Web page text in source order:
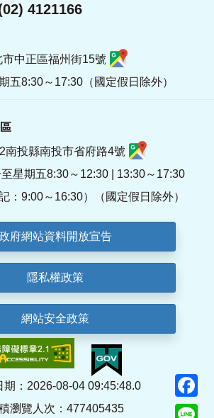
4121166
中正區福州街15號
五8:30～17:30（國定假日除外）
南投縣南投市省府路4號
星期五8:30～12:30 | 13:30～17:30
：9:00～16:30）（國定假日除外）
府網站資料開放宣告
隱私權政策
網站安全政策
期：2026-08-04 09:45:48.0
瀏覽人次：477405435